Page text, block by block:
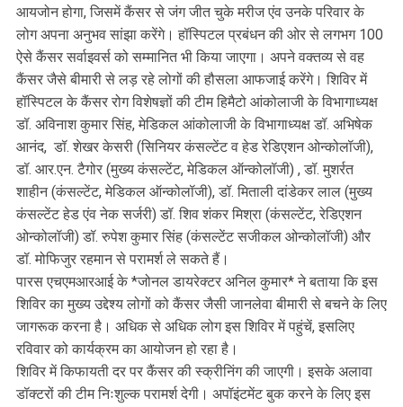
आयजोन होगा, जिसमें कैंसर से जंग जीत चुके मरीज एंव उनके परिवार के
लोग अपना अनुभव सांझा करेंगे। हॉस्पिटल प्रबंधन की ओर से लगभग 100
ऐसे कैंसर सर्वाइवर्स को सम्मानित भी किया जाएगा। अपने वक्तव्य से वह
कैंसर जैसे बीमारी से लड़ रहे लोगों की हौसला आफजाई करेंगे। शिविर में
हॉस्पिटल के कैंसर रोग विशेषज्ञों की टीम हिमैटो आंकोलाजी के विभागाध्यक्ष
डॉ. अविनाश कुमार सिंह, मेडिकल आंकोलाजी के विभागाध्यक्ष डॉ. अभिषेक
आनंद, डॉ. शेखर केसरी (सिनियर कंसल्टेंट व हेड रेडिएशन ओन्कोलॉजी),
डॉ. आर.एन. टैगोर (मुख्य कंसल्टेंट, मेडिकल ऑन्कोलॉजी) , डॉ. मुशर्रत
शाहीन (कंसल्टेंट, मेडिकल ऑन्कोलॉजी), डॉ. मिताली दांडेकर लाल (मुख्य
कंसल्टेंट हेड एंव नेक सर्जरी) डॉ. शिव शंकर मिश्रा (कंसल्टेंट, रेडिएशन
ओन्कोलॉजी) डॉ. रुपेश कुमार सिंह (कंसल्टेंट सजीकल ओन्कोलॉजी) और
डॉ. मोफिजुर रहमान से परामर्श ले सकते हैं।
पारस एचएमआरआई के *जोनल डायरेक्टर अनिल कुमार* ने बताया कि इस
शिविर का मुख्य उद्देश्य लोगों को कैंसर जैसी जानलेवा बीमारी से बचने के लिए
जागरूक करना है। अधिक से अधिक लोग इस शिविर में पहुंचें, इसलिए
रविवार को कार्यक्रम का आयोजन हो रहा है।
शिविर में किफायती दर पर कैंसर की स्क्रीनिंग की जाएगी। इसके अलावा
डॉक्टरों की टीम निःशुल्क परामर्श देगी। अपॉइंटमेंट बुक करने के लिए इस